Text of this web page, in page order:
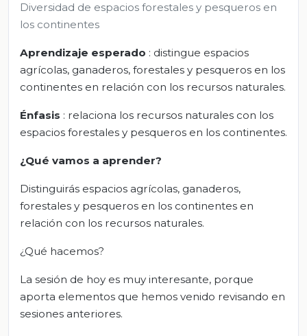
Diversidad de espacios forestales y pesqueros en
los continentes
Aprendizaje esperado : distingue espacios
agrícolas, ganaderos, forestales y pesqueros en los
continentes en relación con los recursos naturales.
Énfasis : relaciona los recursos naturales con los
espacios forestales y pesqueros en los continentes.
¿Qué vamos a aprender?
Distinguirás espacios agrícolas, ganaderos,
forestales y pesqueros en los continentes en
relación con los recursos naturales.
¿Qué hacemos?
La sesión de hoy es muy interesante, porque
aporta elementos que hemos venido revisando en
sesiones anteriores.